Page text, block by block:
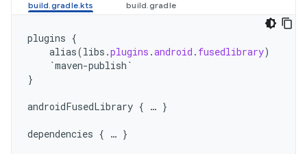
plugins {
alias(libs .plugins .android . fusedlibrary)
`maven-publish`
}
androidFusedLibrary { … }
dependencies { … }